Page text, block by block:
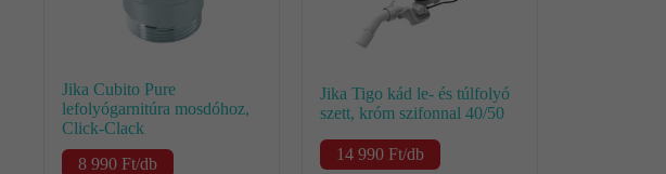
Jika Cubito Pure
lefolyógarnitúra mosdóhoz,
Click-Clack
8 990 Ft/db
Jika Tigo kád le- és túlfolyó
szett, króm szifonnal 40/50
14 990 Ft/db